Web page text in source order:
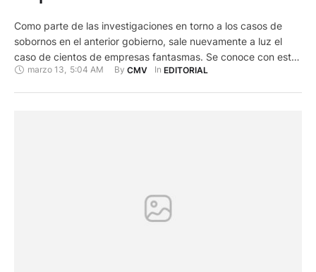
Como parte de las investigaciones en torno a los casos de
sobornos en el anterior gobierno, sale nuevamente a luz el
caso de cientos de empresas fantasmas. Se conoce con este
nombre a empresas falsas que solamente existen en papeles
marzo 13, 5:04 AM By CMV In EDITORIAL